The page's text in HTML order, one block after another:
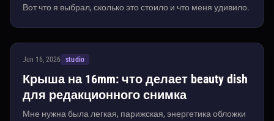
Вот что я выбрал, сколько это стоило и что меня удивило.
Jun 16, 2026 studio
Крыша на 16mm: что делает beauty dish
для редакционного снимка
Мне нужна была легкая, парижская, энергетика обложки